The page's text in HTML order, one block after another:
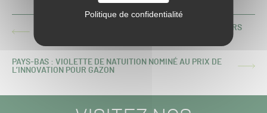
Politique de confidentialité
ARTICLE
PRÉCÉDENT :
PASCAL GRIZOT ADRESSE UN MESSAGE AUX GOLFEURS
ARTICLE
PAYS-BAS : VIOLETTE DE NATUITION NOMINÉ AU PRIX DE
L’INNOVATION POUR GAZON